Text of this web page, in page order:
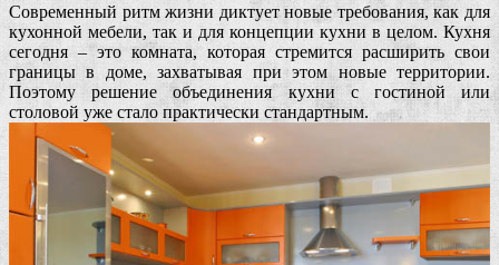
Современный ритм жизни диктует новые требования, как для
кухонной мебели, так и для концепции кухни в целом. Кухня
сегодня – это комната, которая стремится расширить свои
границы в доме, захватывая при этом новые территории.
Поэтому решение объединения кухни с гостиной или
столовой уже стало практически стандартным.